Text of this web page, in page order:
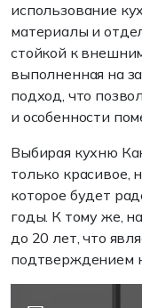
использование
материалы и
стойкой к
выполненная на
подход, что
и особенности
Выбирая кухню
только красивое,
которое будет
годы. К тому же,
до 20 лет, что
подтверждением